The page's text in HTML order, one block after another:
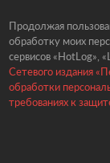
Продолжая
обработку моих
сервисов «HotLog»,
Сетевого издания
обработки
требованиях к